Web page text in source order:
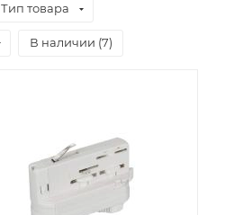
Тип товара
В наличии (7)